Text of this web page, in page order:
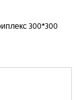
300*300